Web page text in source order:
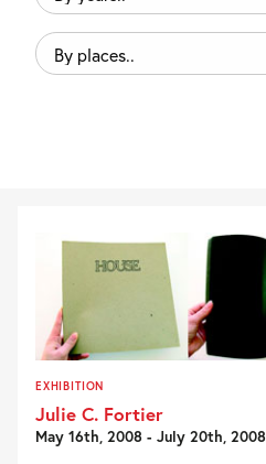
years..
By
places..
EXHIBITION
Julie C. Fortier
May 16th, 2008 - July 20th, 2008